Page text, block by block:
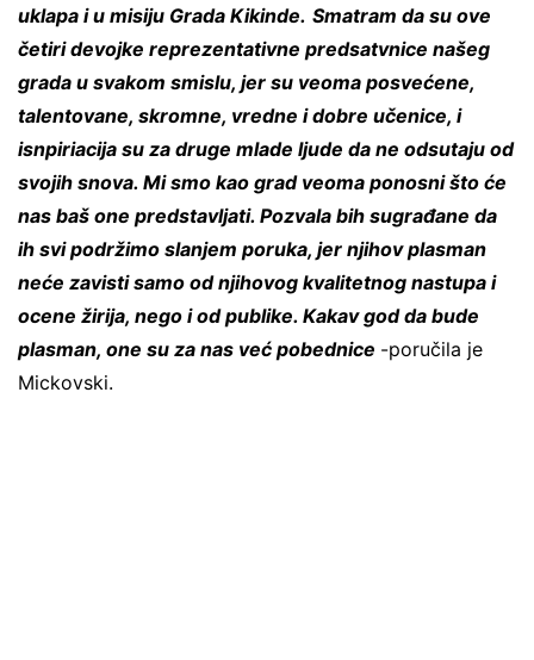
uklapa i u misiju Grada Kikinde. Smatram da su ove
četiri devojke reprezentativne predsatvnice našeg
grada u svakom smislu, jer su veoma posvećene,
talentovane, skromne, vredne i dobre učenice, i
isnpiriacija su za druge mlade ljude da ne odsutaju od
svojih snova. Mi smo kao grad veoma ponosni što će
nas baš one predstavljati. Pozvala bih sugrađane da
ih svi podržimo slanjem poruka, jer njihov plasman
neće zavisti samo od njihovog kvalitetnog nastupa i
ocene žirija, nego i od publike. Kakav god da bude
plasman, one su za nas već pobednice -poručila je
Mickovski.